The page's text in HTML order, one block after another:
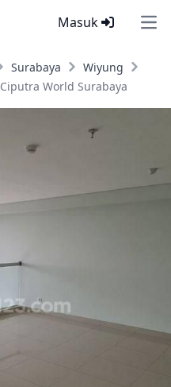
Masuk
Surabaya
Wiyung
World Surabaya